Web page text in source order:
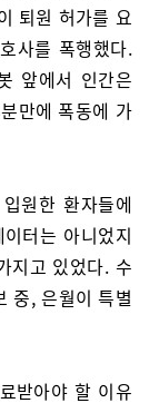
퇴원 허가를 요
사를 폭행했다.
앞에서 인간은
만에 폭동에 가
원한 환자들에
터는 아니었지
지고 있었다. 수
중, 은월이 특별
받아야 할 이유